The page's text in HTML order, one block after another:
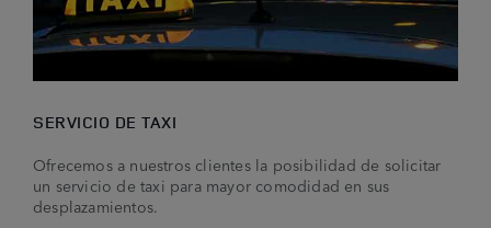
SERVICIO DE TAXI
Ofrecemos a nuestros clientes la posibilidad de solicitar
un servicio de taxi para mayor comodidad en sus
desplazamientos.